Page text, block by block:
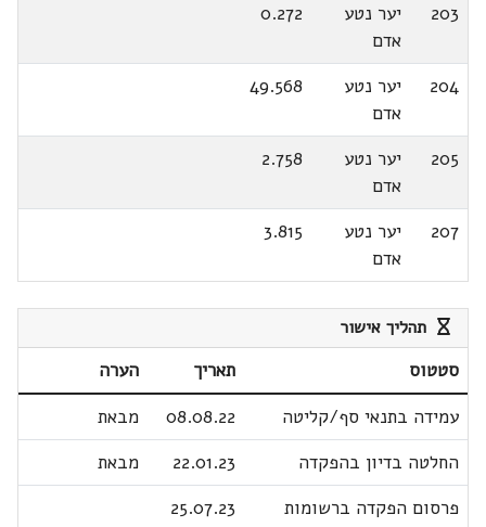
203
יער נטע
אדם
0.272
204
יער נטע
אדם
49.568
205
יער נטע
אדם
2.758
207
יער נטע
אדם
3.815
תהליך אישור
סטטוס תאריך
הערה
עמידה בתנאי סף/קליטה
08.08.22
מבאת
החלטה בדיון בהפקדה
22.01.23
מבאת
פרסום הפקדה ברשומות
25.07.23